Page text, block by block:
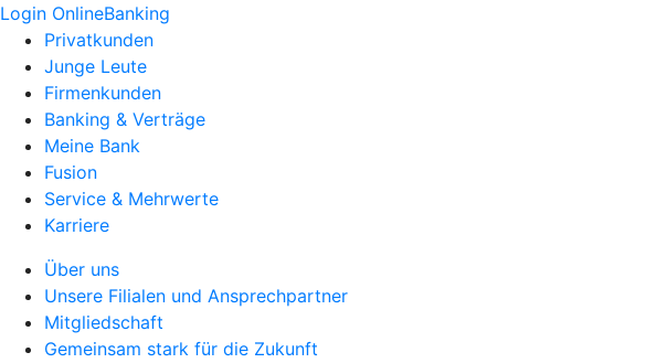
Login OnlineBanking
Privatkunden
Junge Leute
Firmenkunden
Banking & Verträge
Meine Bank
Fusion
Service & Mehrwerte
Karriere
Über uns
Unsere Filialen und Ansprechpartner
Mitgliedschaft
Gemeinsam stark für die Zukunft